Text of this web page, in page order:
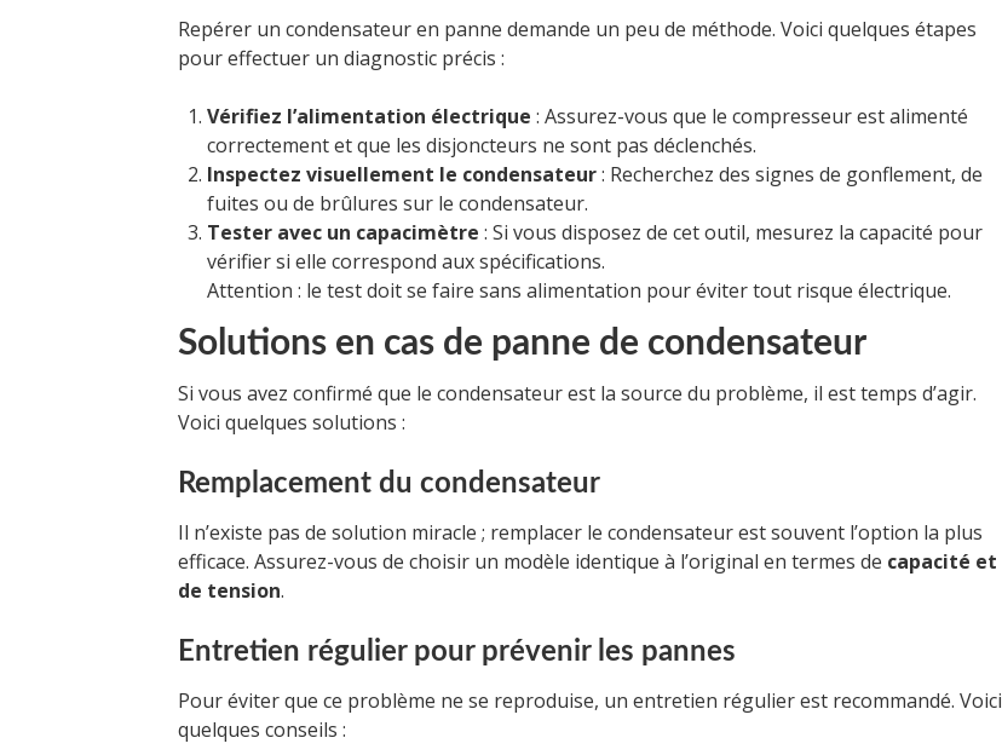
Repérer un condensateur en panne demande un peu de méthode. Voici quelques étapes
pour effectuer un diagnostic précis :
Vérifiez l’alimentation électrique : Assurez-vous que le compresseur est alimenté
correctement et que les disjoncteurs ne sont pas déclenchés.
Inspectez visuellement le condensateur: Recherchez des signes de gonflement, de
fuites ou de brûlures sur le condensateur.
Tester avec un capacimètre : Si vous disposez de cet outil, mesurez la capacité pour
vérifier si elle correspond aux spécifications.
Attention : le test doit se faire sans alimentation pour éviter tout risque électrique.
Solutions en cas de panne de condensateur
Si vous avez confirmé que le condensateur est la source du problème, il est temps d’agir.
Voici quelques solutions :
Remplacement du condensateur
Il n’existe pas de solution miracle ; remplacer le condensateur est souvent l’option la plus
efficace. Assurez-vous de choisir un modèle identique à l’original en termes de capacité et
de tension.
Entretien régulier pour prévenir les pannes
Pour éviter que ce problème ne se reproduise, un entretien régulier est recommandé. Voici
quelques conseils :